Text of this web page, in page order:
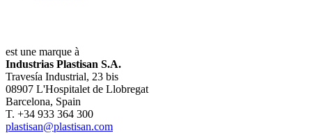
est une marque à
Industrias Plastisan S.A.
Travesía Industrial, 23 bis
08907 L'Hospitalet de Llobregat
Barcelona, Spain
T. +34 933 364 300
plastisan@plastisan.com